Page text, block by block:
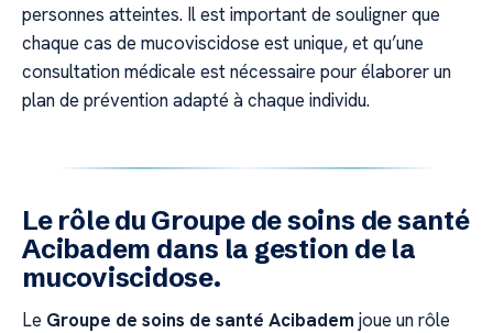
personnes atteintes. Il est important de souligner que
chaque cas de mucoviscidose est unique, et qu’une
consultation médicale est nécessaire pour élaborer un
plan de prévention adapté à chaque individu.
Le rôle du Groupe de soins de santé
Acibadem dans la gestion de la
mucoviscidose.
Le Groupe de soins de santé Acibadem joue un rôle